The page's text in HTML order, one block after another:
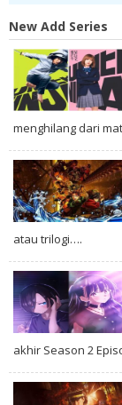
Animation Batch
New Add Series
menghilang dari
atau trilogi….
akhir Season 2